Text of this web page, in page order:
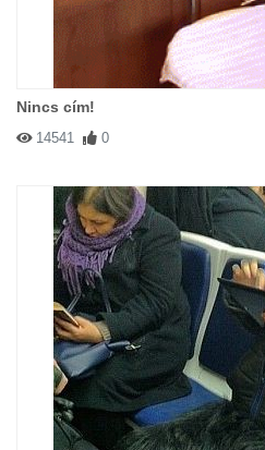
Nincs cím!
14541 0